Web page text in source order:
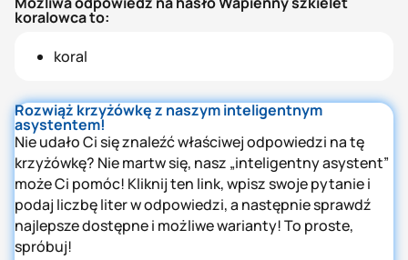
koralowca to:
koral
Rozwiąż krzyżówkę z naszym inteligentnym
asystentem!
Nie udało Ci się znaleźć właściwej odpowiedzi na tę
krzyżówkę? Nie martw się, nasz „inteligentny asystent”
może Ci pomóc! Kliknij ten link, wpisz swoje pytanie i
podaj liczbę liter w odpowiedzi, a następnie sprawdź
najlepsze dostępne i możliwe warianty! To proste,
spróbuj!